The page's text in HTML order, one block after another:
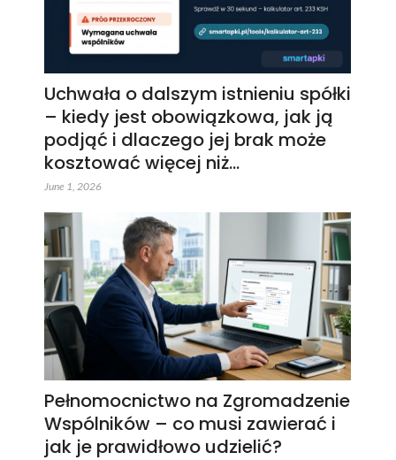
Uchwała o dalszym istnieniu spółki
– kiedy jest obowiązkowa, jak ją
podjąć i dlaczego jej brak może
kosztować więcej niż…
June 1, 2026
Pełnomocnictwo na Zgromadzenie
Wspólników – co musi zawierać i
jak je prawidłowo udzielić?